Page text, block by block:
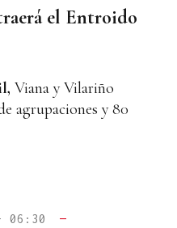
el Entroido
Viana y Vilariño
agrupaciones y 80
06:30
—